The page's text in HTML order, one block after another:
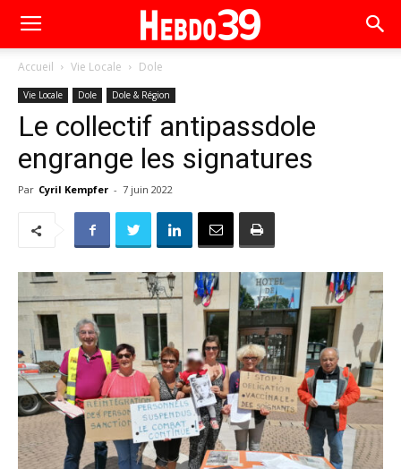
Accueil Vie Locale Dole
Vie Locale Dole Dole & Région
Le collectif antipassdole
engrange les signatures
Par Cyril Kempfer - 7 juin 2022